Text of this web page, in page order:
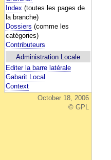
Index (toutes les pages de
la branche)
Dossiers (comme les
catégories)
Contributeurs
Administration Locale
Editer la barre latérale
Gabarit Local
Context
October 18, 2006
© GPL